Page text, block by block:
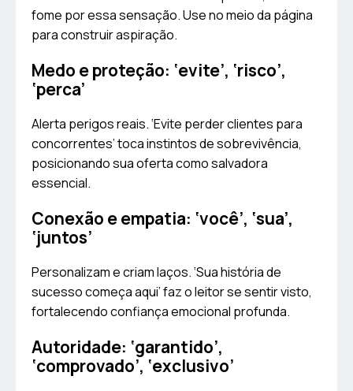
fome por essa sensação. Use no meio da página
para construir aspiração.
Medo e proteção: ‘evite’, ‘risco’,
‘perca’
Alerta perigos reais. ‘Evite perder clientes para
concorrentes’ toca instintos de sobrevivência,
posicionando sua oferta como salvadora
essencial.
Conexão e empatia: ‘você’, ‘sua’,
‘juntos’
Personalizam e criam laços. ‘Sua história de
sucesso começa aqui’ faz o leitor se sentir visto,
fortalecendo confiança emocional profunda.
Autoridade: ‘garantido’,
‘comprovado’, ‘exclusivo’